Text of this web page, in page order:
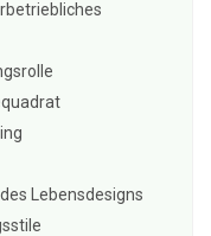
Lebensdesigns